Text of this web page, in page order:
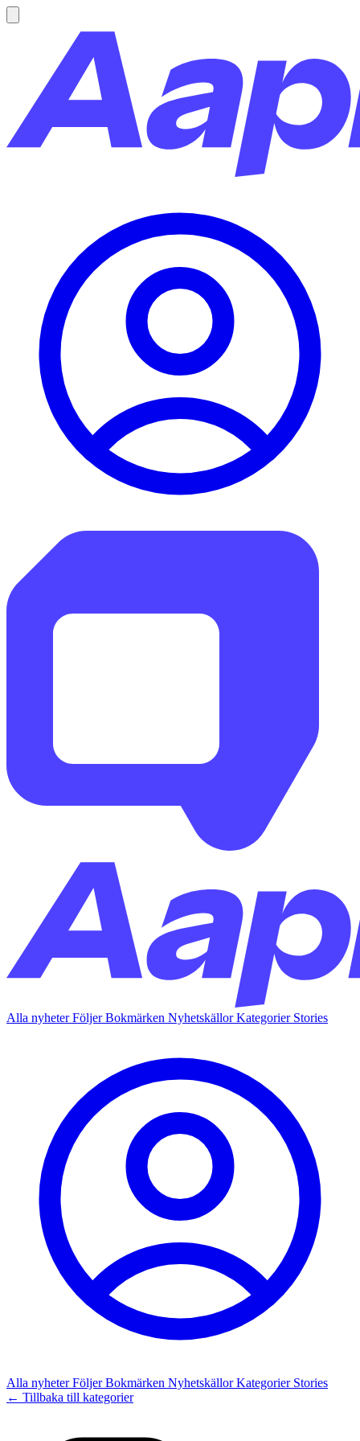
Alla nyheterFöljerBokmärken NyhetskällorKategorier Stories
Alla nyheterFöljerBokmärken NyhetskällorKategorier Stories
← Tillbaka till kategorier